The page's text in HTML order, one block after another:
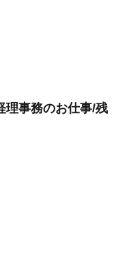
理事務のお仕事/残